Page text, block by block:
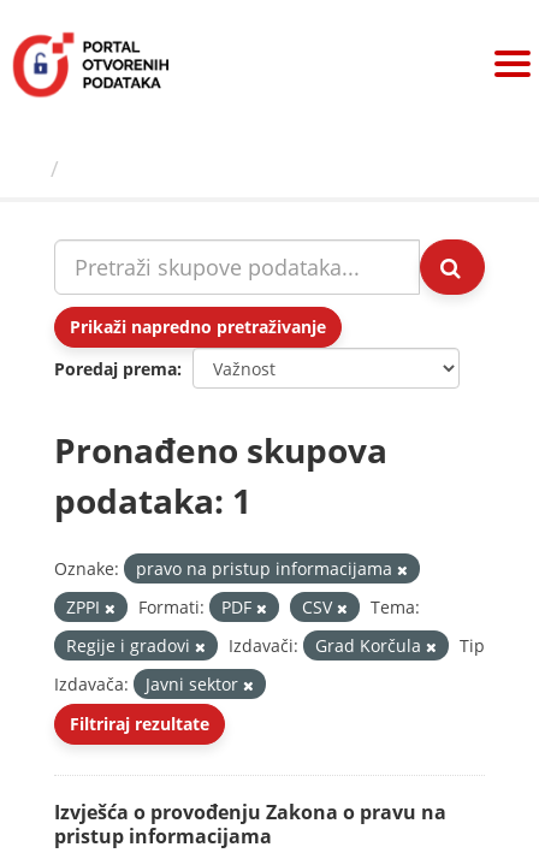
sadržaj
Prikaži napredno pretraživanje
Poredaj prema
Pronađeno skupova
podataka: 1
Oznake:
pravo na pristup informacijama
ZPPI
Formati: PDF CSV
Tema:
Regije i gradovi
Izdavači: Grad Korčula
Tip
Izdavača:
Javni sektor
Filtriraj rezultate
Izvješća o provođenju Zakona o pravu na
pristup informacijama